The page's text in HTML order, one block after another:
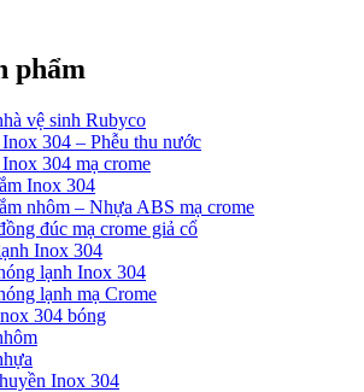
phẩm
vệ sinh Rubyco
304 – Phễu thu nước
304 mạ crome
Inox 304
nhôm – Nhựa ABS mạ crome
đúc mạ crome giả cổ
Inox 304
lạnh Inox 304
lạnh mạ Crome
304 bóng
Inox 304